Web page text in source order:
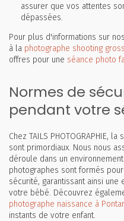
assurer que vos attentes
dépassées.
Pour plus d'informations sur
à la photographe shooting
offres pour une séance photo
Normes de
pendant votre
Chez TAILS PHOTOGRAPHIE,
sont primordiaux. Nous nous
déroule dans un
photographes sont formés
sécurité, garantissant ainsi
votre bébé. Découvrez
photographe naissance à
instants de votre enfant.